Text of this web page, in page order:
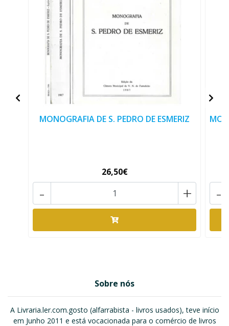
MONOGRAFIA DE S. PEDRO DE ESMERIZ
26,50€
+
- -
Sobre nós
A Livraria.ler.com.gosto (alfarrabista - livros usados), teve início
em Junho 2011 e está vocacionada para o comércio de livros